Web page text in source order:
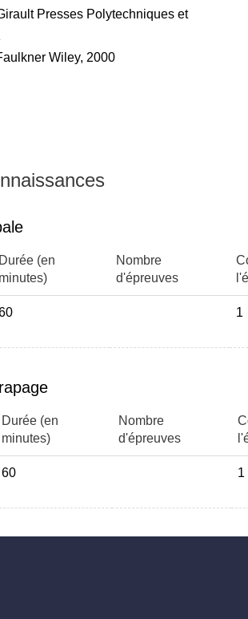
Presses Polytechniques et
Wiley, 2000
Durée (en
minutes)
Nombre
d'épreuves
1
Durée (en
minutes)
Nombre
d'épreuves
60 1